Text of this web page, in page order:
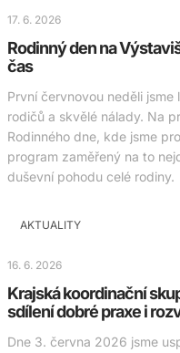
17. 6. 2026
Rodinný den na
čas
První červnovou neděli
rodičů a skvělé nálady. Na
Rodinného dne, kde jsme
program zaměřený na to
duševní pohodu celé rodiny.
AKTUALITY
16. 6. 2026
Krajská koordinační
sdílení dobré praxe i
Dne 3. června 2026 jsme